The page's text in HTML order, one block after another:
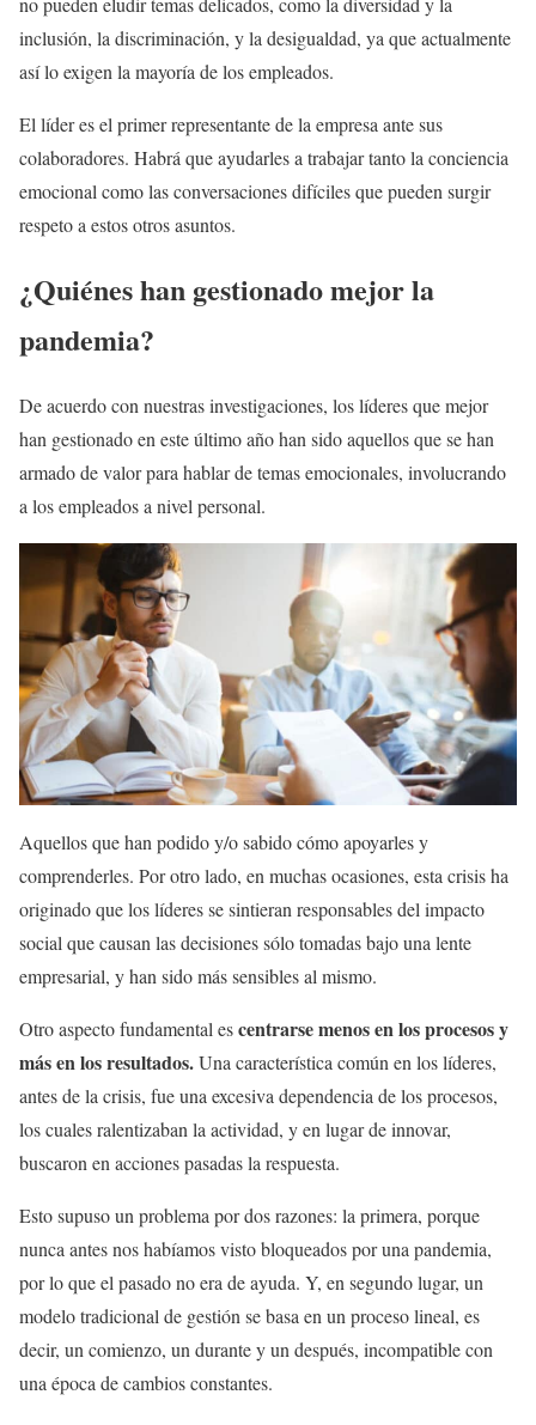
inclusión, la discriminación, y la desigualdad, ya que actualmente
así lo exigen la mayoría de los empleados.
El líder es el primer representante de la empresa ante sus
colaboradores. Habrá que ayudarles a trabajar tanto la conciencia
emocional como las conversaciones difíciles que pueden surgir
respeto a estos otros asuntos.
¿Quiénes han gestionado mejor la
pandemia?
De acuerdo con nuestras investigaciones, los líderes que mejor
han gestionado en este último año han sido aquellos que se han
armado de valor para hablar de temas emocionales, involucrando
a los empleados a nivel personal.
Aquellos que han podido y/o sabido cómo apoyarles y
comprenderles. Por otro lado, en muchas ocasiones, esta crisis ha
originado que los líderes se sintieran responsables del impacto
social que causan las decisiones sólo tomadas bajo una lente
empresarial, y han sido más sensibles al mismo.
Otro aspecto fundamental escentrarse menos en los procesos y
más en los resultados.Una característica común en los líderes,
antes de la crisis, fue una excesiva dependencia de los procesos,
los cuales ralentizaban la actividad, y en lugar de innovar,
buscaron en acciones pasadas la respuesta.
Esto supuso un problema por dos razones: la primera, porque
nunca antes nos habíamos visto bloqueados por una pandemia,
por lo que el pasado no era de ayuda. Y, en segundo lugar, un
modelo tradicional de gestión se basa en un proceso lineal, es
decir, un comienzo, un durante y un después, incompatible con
una época de cambios constantes.